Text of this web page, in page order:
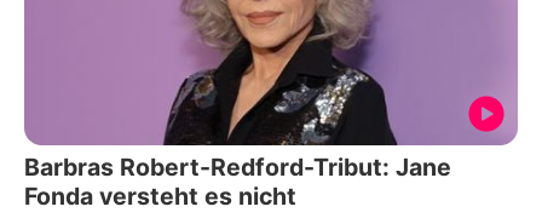
Barbras Robert-Redford-Tribut: Jane
Fonda versteht es nicht